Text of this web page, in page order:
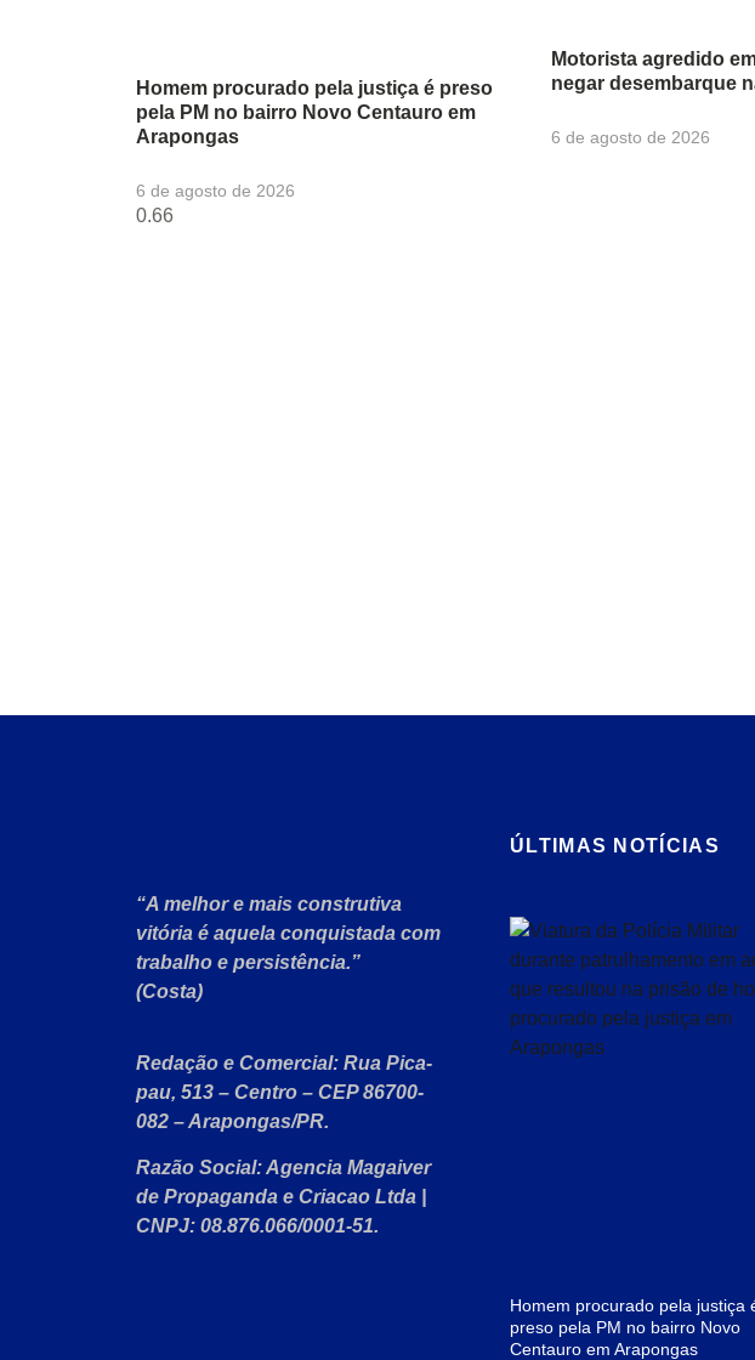
Homem procurado pela justiça é preso
pela PM no bairro Novo Centauro em
Arapongas
6 de agosto de 2026
Motorista agredido
negar desembarque
6 de agosto de 2026
“A melhor e mais construtiva
vitória é aquela conquistada com
trabalho e persistência.”
(Costa)
Redação e Comercial: Rua Pica-
pau, 513 – Centro – CEP 86700-
082 – Arapongas/PR.
Razão Social:Agencia Magaiver
de Propaganda e Criacao Ltda
CNPJ: 08.876.066/0001-51.
ÚLTIMAS NOTÍCIAS
Homem procurado pela justiça
preso pela PM no bairro Novo
Centauro em Arapongas